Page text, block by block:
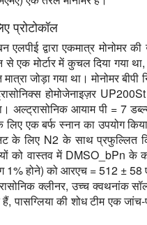
प्रोटोकॉल
द्वारा एकमात्र मोनोमर की
से एक मोर्टार में कुचल दिया गया
जोड़ा गया था। मोनोमर
होमोजेनाइज़र
अल्ट्रासोनिक आयाम पी = 7
लिए एक बर्फ स्नान का उपयोग
लिए N2 के साथ प्रफुल्लित
को वास्तव में DMSO_bPn के
1% होने) को आरएच = 512 ± 58
क्लीनर, उच्च क्वथनांक
की शोध टीम एक जांच-